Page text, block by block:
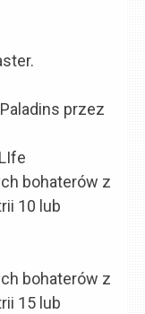
przez
bohaterów z
10 lub
bohaterów z
15 lub